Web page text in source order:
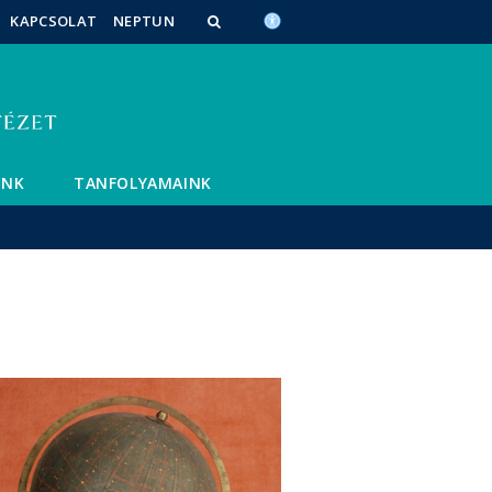
KAPCSOLAT NEPTUN
TANFOLYAMAINK